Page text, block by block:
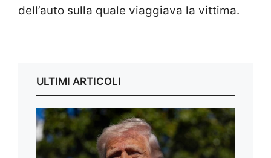
dell’auto sulla quale viaggiava la vittima.
ULTIMI ARTICOLI